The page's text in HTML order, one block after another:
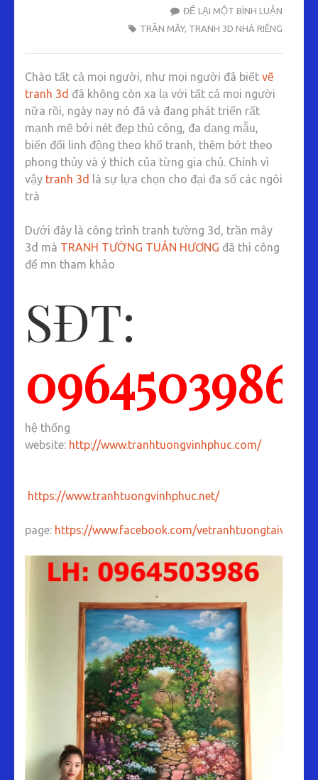
ĐỂ LẠI MỘT BÌNH LUẬN
TRẦN MÂY, TRANH 3D NHÀ RIÊNG
Chào tất cả mọi người, như mọi người đã biết vẽ
tranh 3d đã không còn xa lạ với tất cả mọi người
nữa rồi, ngày nay nó đã và đang phát triển rất
mạnh mẽ bởi nét đẹp thủ công, đa dạng mẫu,
biến đổi linh động theo khổ tranh, thêm bớt theo
phong thủy và ý thích của từng gia chủ. Chính vì
vậy tranh 3d là sự lựa chọn cho đại đa số các ngôi
trà
Dưới đây là công trình tranh tường 3d, trần mây
3d mà TRANH TƯỜNG TUÂN HƯƠNG đã thi công
để mn tham khảo
SĐT:
0964503986
hệ thống
website: http://www.tranhtuongvinhphuc.com/
https://www.tranhtuongvinhphuc.net/
page: https://www.facebook.com/